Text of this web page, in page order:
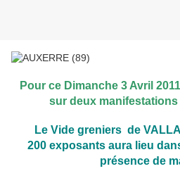
Pour ce Dimanche 3 Avril
sur deux
Le Vide greniers de
200 exposants aura lieu
présence de